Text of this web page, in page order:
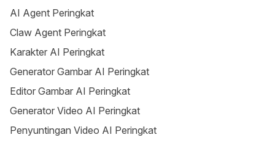
AI Agent Peringkat
Claw Agent Peringkat
Karakter AI Peringkat
Generator Gambar AI Peringkat
Editor Gambar AI Peringkat
Generator Video AI Peringkat
Penyuntingan Video AI Peringkat